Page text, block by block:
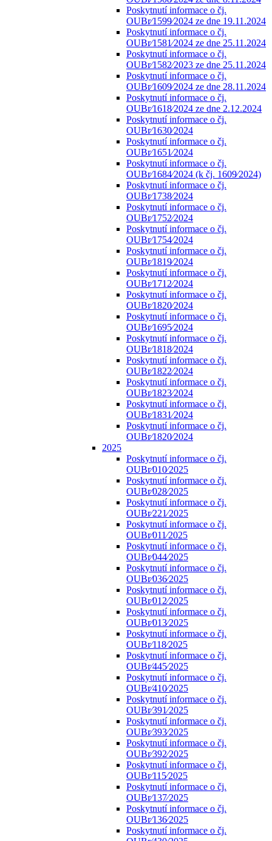
Poskytnutí informace o čj.
OUBr⁄1599⁄2024 ze dne 19.11.2024
Poskytnutí informace o čj.
OUBr⁄1581⁄2024 ze dne 25.11.2024
Poskytnutí informace o čj.
OUBr⁄1582⁄2023 ze dne 25.11.2024
Poskytnutí informace o čj.
OUBr⁄1609⁄2024 ze dne 28.11.2024
Poskytnutí informace o čj.
OUBr⁄1618⁄2024 ze dne 2.12.2024
Poskytnutí informace o čj.
OUBr⁄1630⁄2024
Poskytnutí informace o čj.
OUBr⁄1651⁄2024
Poskytnutí informace o čj.
OUBr⁄1684⁄2024 (k čj. 1609⁄2024)
Poskytnutí informace o čj.
OUBr⁄1738⁄2024
Poskytnutí informace o čj.
OUBr⁄1752⁄2024
Poskytnutí informace o čj.
OUBr⁄1754⁄2024
Poskytnutí informace o čj.
OUBr⁄1819⁄2024
Poskytnutí informace o čj.
OUBr⁄1712⁄2024
Poskytnutí informace o čj.
OUBr⁄1820⁄2024
Poskytnutí informace o čj.
OUBr⁄1695⁄2024
Poskytnutí informace o čj.
OUBr⁄1818⁄2024
Poskytnutí informace o čj.
OUBr⁄1822⁄2024
Poskytnutí informace o čj.
OUBr⁄1823⁄2024
Poskytnutí informace o čj.
OUBr⁄1831⁄2024
Poskytnutí informace o čj.
OUBr⁄1820⁄2024
2025
Poskytnutí informace o čj.
OUBr⁄010⁄2025
Poskytnutí informace o čj.
OUBr⁄028⁄2025
Poskytnutí informace o čj.
OUBr⁄221⁄2025
Poskytnutí informace o čj.
OUBr⁄011⁄2025
Poskytnutí informace o čj.
OUBr⁄044⁄2025
Poskytnutí informace o čj.
OUBr⁄036⁄2025
Poskytnutí informace o čj.
OUBr⁄012⁄2025
Poskytnutí informace o čj.
OUBr⁄013⁄2025
Poskytnutí informace o čj.
OUBr⁄118⁄2025
Poskytnutí informace o čj.
OUBr⁄445⁄2025
Poskytnutí informace o čj.
OUBr⁄410⁄2025
Poskytnutí informace o čj.
OUBr⁄391⁄2025
Poskytnutí informace o čj.
OUBr⁄393⁄2025
Poskytnutí informace o čj.
OUBr⁄392⁄2025
Poskytnutí informace o čj.
OUBr⁄115⁄2025
Poskytnutí informace o čj.
OUBr⁄137⁄2025
Poskytnutí informace o čj.
OUBr⁄136⁄2025
Poskytnutí informace o čj.